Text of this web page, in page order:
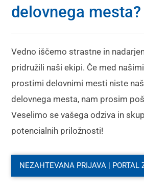
delovnega mesta?
Vedno iščemo strastne in
pridružili naši ekipi. Če med
prostimi delovnimi mesti niste
delovnega mesta, nam prosim
Veselimo se vašega odziva in
potencialnih priložnosti!
NEZAHTEVANA PRIJAVA | PORTAL